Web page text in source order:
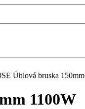
Úhlová bruska
1100W